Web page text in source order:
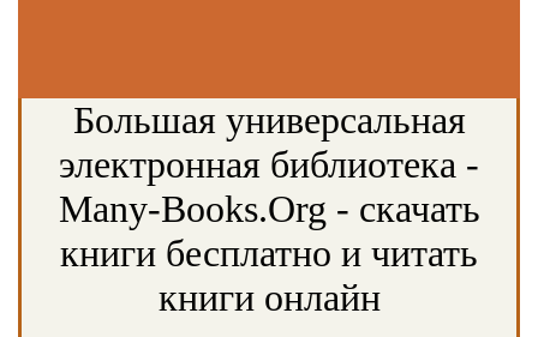
Большая универсальная
электронная библиотека -
Many-Books.Org - скачать
книги бесплатно и читать
книги онлайн